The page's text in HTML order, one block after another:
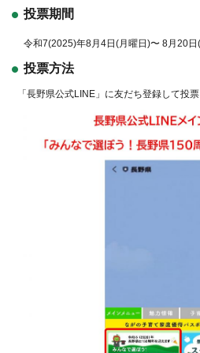
投票期間
令和7(2025)年8月4日(月曜日)〜 8月20日
投票方法
「長野県公式LINE」に友だち登録して投票